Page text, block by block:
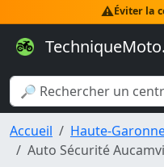
⚠️Éviter la
Accueil Haute-
Auto Sécurité